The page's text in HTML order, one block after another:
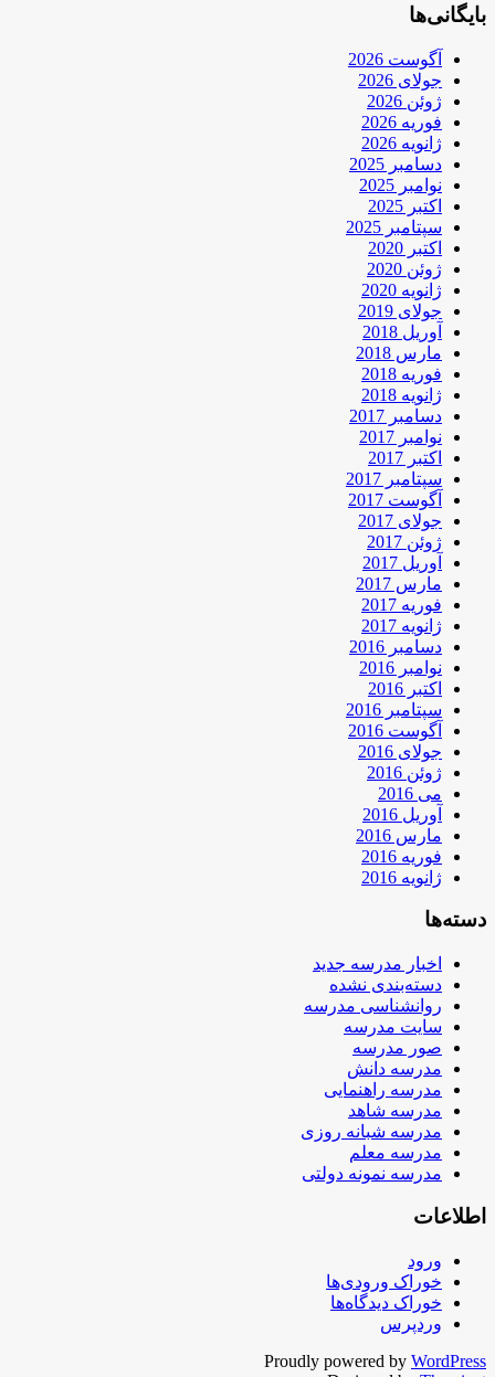
بایگانی‌ها
آگوست 2026
جولای 2026
ژوئن 2026
فوریه 2026
ژانویه 2026
دسامبر 2025
نوامبر 2025
اکتبر 2025
سپتامبر 2025
اکتبر 2020
ژوئن 2020
ژانویه 2020
جولای 2019
آوریل 2018
مارس 2018
فوریه 2018
ژانویه 2018
دسامبر 2017
نوامبر 2017
اکتبر 2017
سپتامبر 2017
آگوست 2017
جولای 2017
ژوئن 2017
آوریل 2017
مارس 2017
فوریه 2017
ژانویه 2017
دسامبر 2016
نوامبر 2016
اکتبر 2016
سپتامبر 2016
آگوست 2016
جولای 2016
ژوئن 2016
می 2016
آوریل 2016
مارس 2016
فوریه 2016
ژانویه 2016
دسته‌ها
اخبار مدرسه جدید
دسته‌بندی نشده
روانشناسی مدرسه
سایت مدرسه
صور مدرسه
مدرسه دانش
مدرسه راهنمایی
مدرسه شاهد
مدرسه شبانه روزی
مدرسه معلم
مدرسه نمونه دولتی
اطلاعات
ورود
خوراک ورودی‌ها
خوراک دیدگاه‌ها
وردپرس
Proudly powered by WordPress